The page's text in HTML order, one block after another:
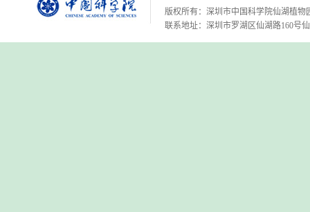
版权所有：深圳市中国科学院仙湖植物
联系地址：深圳市罗湖区仙湖路160号